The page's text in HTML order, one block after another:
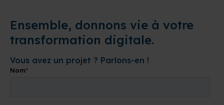
Ensemble, donnons vie à votre
transformation digitale.
Vous avez un projet ? Parlons-en !